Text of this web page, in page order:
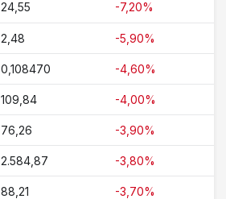
24,55 -7,20%
2,48 -5,90%
0,108470 -4,60%
109,84 -4,00%
76,26 -3,90%
2.584,87 -3,80%
88,21 -3,70%